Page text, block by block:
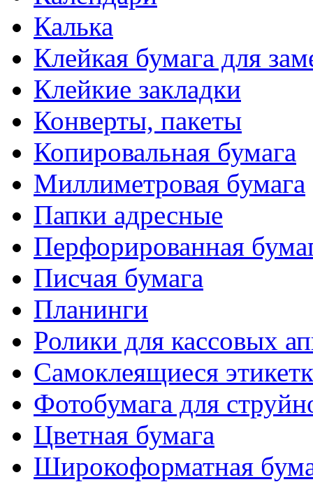
Калька
Клейкая бумага для
Клейкие закладки
Конверты, пакеты
Копировальная бумага
Миллиметровая бумага
Папки адресные
Перфорированная
Писчая бумага
Планинги
Ролики для кассовых
Самоклеящиеся
Фотобумага для
Цветная бумага
Широкоформатная